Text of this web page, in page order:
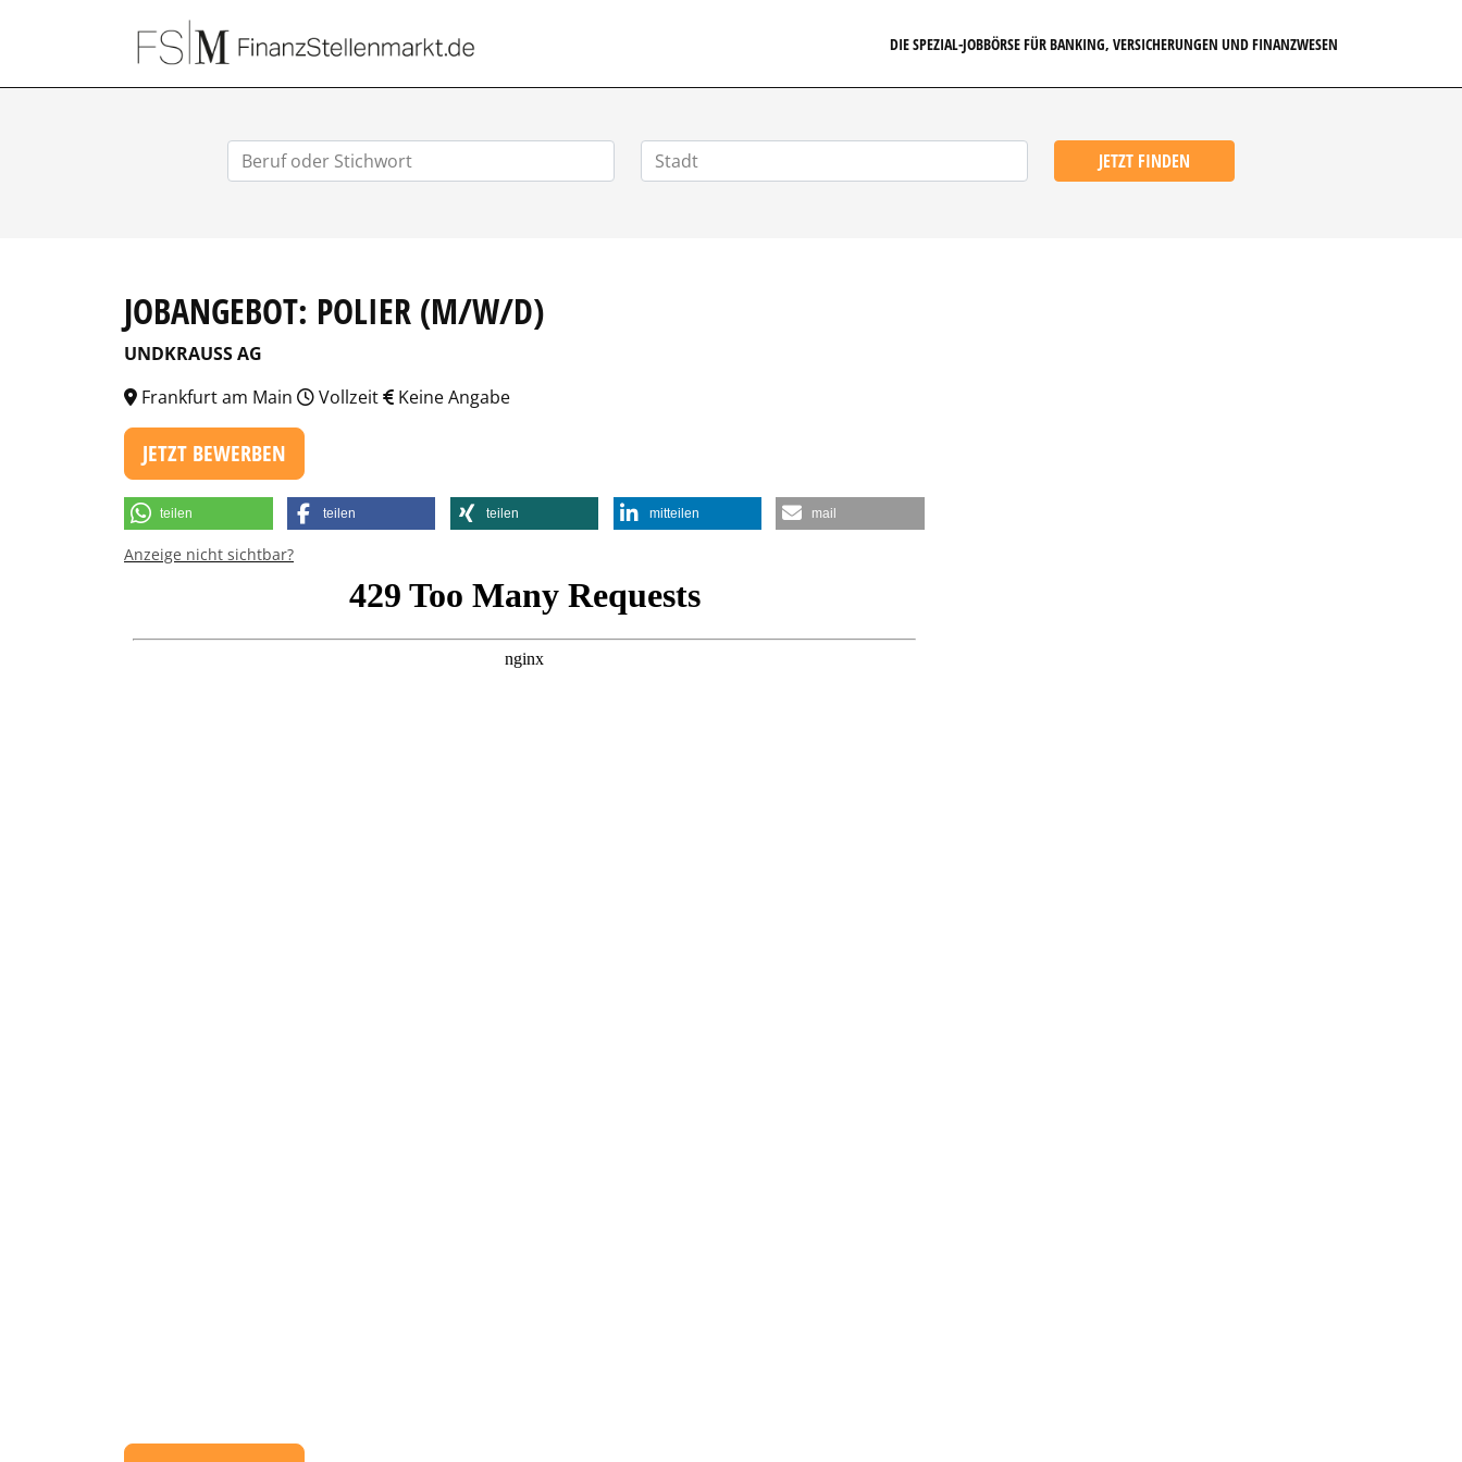
DIE SPEZIAL-JOBBÖRSE FÜR BANKING, VERSICHERUNGEN UND FINANZWESEN
JETZT FINDEN
JOBANGEBOT: POLIER (M/W/D)
UNDKRAUSS AG
Frankfurt am Main
Vollzeit Keine Angabe
JETZT BEWERBEN
teilen teilen teilen mitteilen mail
Anzeige nicht sichtbar?